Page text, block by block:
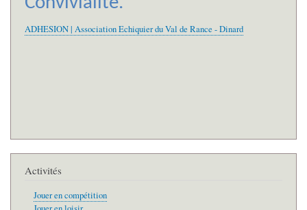
ADHESION | Association Echiquier du Val de Rance - Dinard
Activités
Jouer en compétition